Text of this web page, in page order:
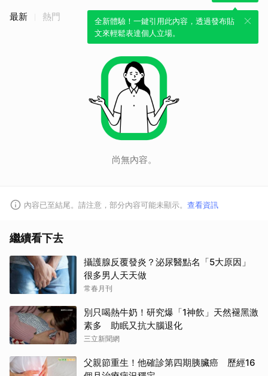
全新體驗！一鍵引用此內容，透過發布貼
文來輕鬆表達個人立場。
最新 熱門
尚無內容。
內容已至結尾。請注意，部分內容可能未顯示。 查看資訊
繼續看下去
攝護腺反覆發炎？泌尿醫點名「5大原因」
很多男人天天做
常春月刊
別只喝熱牛奶！研究爆「1神飲」天然褪黑激
素多 助眠又抗大腦退化
三立新聞網
父親節重生！他確診第四期胰臟癌 歷經16